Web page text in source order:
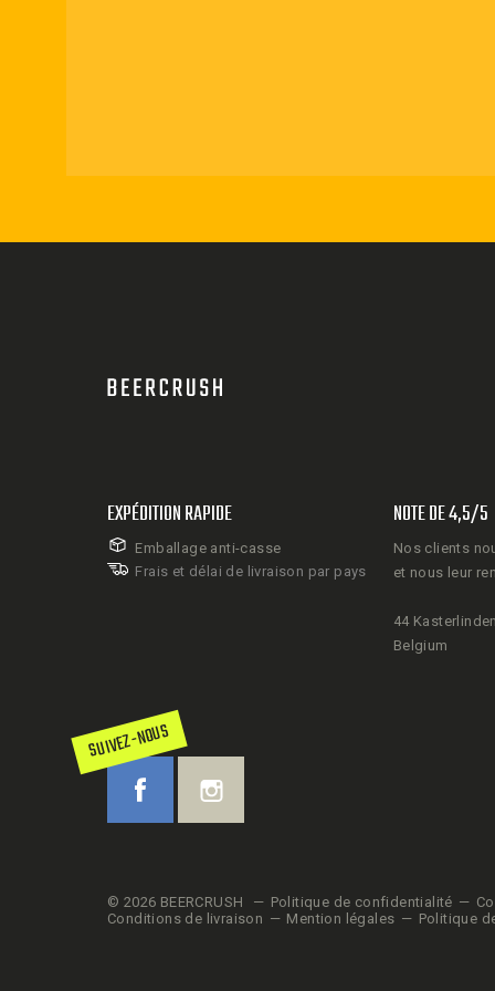
EXPÉDITION RAPIDE
Emballage anti-casse
Frais et délai de livraison par pays
NOTE DE 4,5/5
Nos clients
et nous leur
44
Belgium
SUIVEZ-NOUS
© 2026 BEERCRUSH Politique de confidentialité
Conditions de livraison
Mention légales Politique